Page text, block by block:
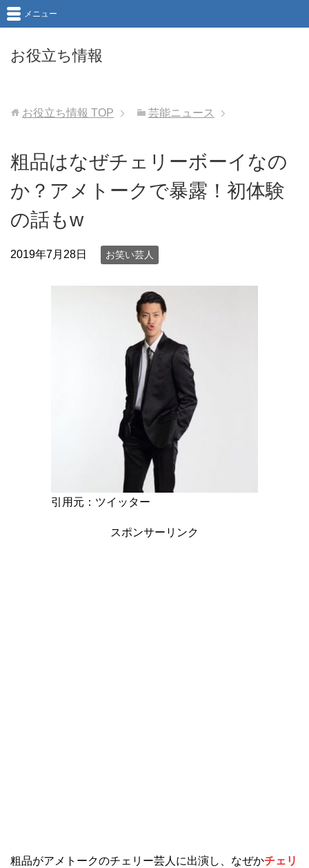
お役立ち情報
メニュー
お役立ち情報 TOP 芸能ニュース
粗品はなぜチェリーボーイなの
か？アメトークで暴露！初体験
の話もw
2019年7月28日 お笑い芸人
引用元：ツイッター
スポンサーリンク
粗品がアメトークのチェリー芸人に出演し、なぜかチェリ